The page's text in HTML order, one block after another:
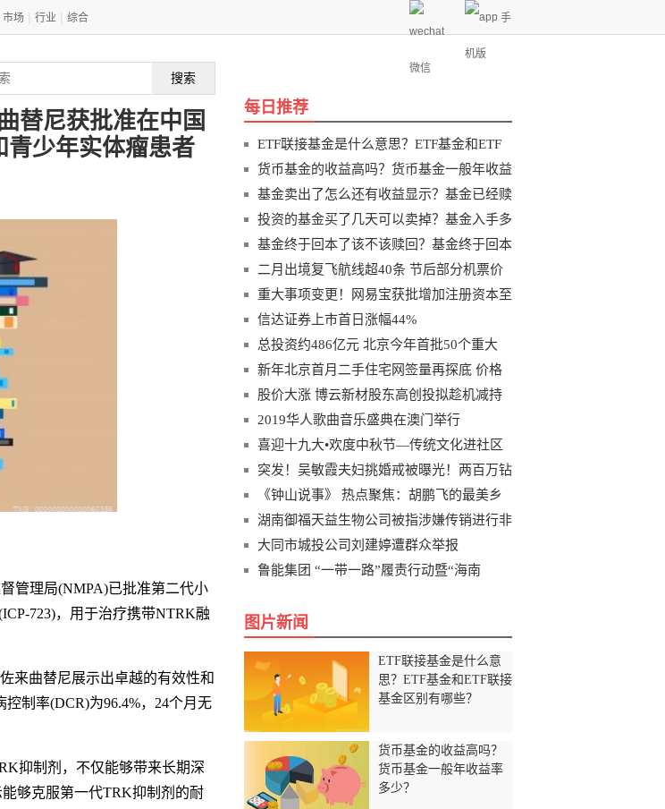
微信
手
机版
市场 行业 综合
搜索
替尼获批准在中国
少年实体瘤患者
管理局(NMPA)已批准第二代小
723)，用于治疗携带NTRK融
来曲替尼展示出卓越的有效性和
制率(DCR)为96.4%，24个月无
抑制剂，不仅能够带来长期深
够克服第一代TRK抑制剂的耐
每日推荐
ETF联接基金是什么意思？ETF基金和ETF
联
货币基金的收益高吗？货币基金一般年收益
基金卖出了怎么还有收益显示？基金已经赎
投资的基金买了几天可以卖掉？基金入手多
基金终于回本了该不该赎回？基金终于回本
二月出境复飞航线超40条 节后部分机票价
重大事项变更！网易宝获批增加注册资本至
信达证券上市首日涨幅44%
总投资约486亿元 北京今年首批50个重大
新年北京首月二手住宅网签量再探底 价格
股价大涨 博云新材股东高创投拟趁机减持
2019华人歌曲音乐盛典在澳门举行
喜迎十九大•欢度中秋节—传统文化进社区
突发！吴敏霞夫妇挑婚戒被曝光！两百万钻
《钟山说事》 热点聚焦：胡鹏飞的最美乡
湖南御福天益生物公司被指涉嫌传销进行非
大同市城投公司刘建婷遭群众举报
鲁能集团 “一带一路”履责行动暨“海南
图片新闻
ETF联接基金是什么意
思？ETF基金和ETF联接
基金区别有哪些？
货币基金的收益高吗？
货币基金一般年收益率
多少？